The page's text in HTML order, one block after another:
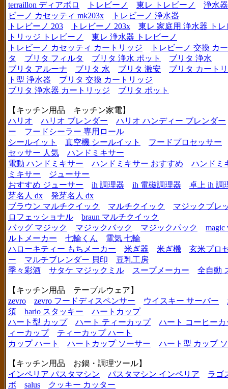
terraillon ディアボロ
トレビーノ 東レ トレビーノ
浄水
ビーノ カセッティ mk203x
トレビーノ 浄水器
トレビーノ 203
トレビーノ 203x
東レ 家庭用 浄水器 トレ
トリッジ トレビーノ
東レ 浄水器 トレビーノ
トレビーノ カセッティ カートリッジ
トレビーノ 交換 カ
タ
ブリタ フィルタ ブリタ 浄水 ポット
ブリタ 浄水
ブリタ アルーナ
ブリタ 水 ブリタ 激安
ブリタ カート
ト型 浄水器
ブリタ 交換 カートリッジ
ブリタ 浄水器 カートリッジ
ブリタ ポット
【キッチン用品 キッチン家電】
ハリオ
ハリオ ブレンダー
ハリオ ハンディー ブレンダー
ー
フードシーラー 専用ロール
シールイット
真空機 シールイット
フードプロセッサー
セッサー 人気
ハンドミキサー
電動 ハンドミキサー
ハンドミキサー おすすめ
ハンドミ
ミキサー
ジューサー
おすすめ ジューサー
ih 調理器 ih 電磁調理器
卓上 ih 調
芽名人 dx
発芽名人 dx
ブラウン マルチクイック
マルチクイック
マジックブレ
ロフェッショナル
braun マルチクイック
バッグ マジック
マジックバック マジックパック
magic
ルトメーカー
七輪くん
電気 七輪
ハローキティー もちメーカー
米ぎ器 米ぎ機
玄米プロ
ー
マルチブレンダー 貝印
豆乳工房
季々彩酒
サタケ マジックミル スープメーカー 全自動
【キッチン用品 テーブルウェア】
zevro
zevro フードディスペンサー ウイスキー サーバー
須
hario スタッキー
ハートカップ
ハート型 カップ
ハート ティーカップ
ハート コーヒーカ
ィーカップ
ティーカップ ハート
カップ ハート
ハートカップ ソーサー ハート型 カップ
【キッチン用品 お鍋・調理ツール】
インペリア パスタマシン
パスタマシン インペリア
ラゴ
ボ
salus
クッキー カッター